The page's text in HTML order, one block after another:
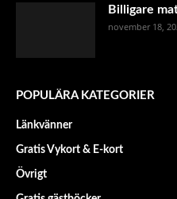
Billigare
november 18,
POPULÄRA KATEGORIER
Länkvänner
Gratis Vykort & E-kort
Övrigt